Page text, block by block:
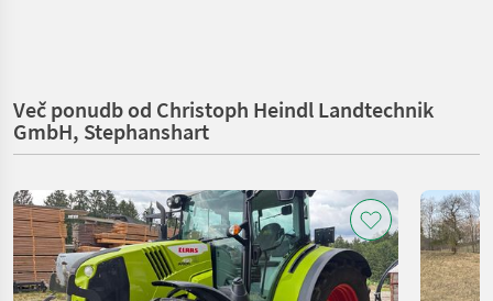
Več ponudb od Christoph Heindl Landtechnik
GmbH, Stephanshart